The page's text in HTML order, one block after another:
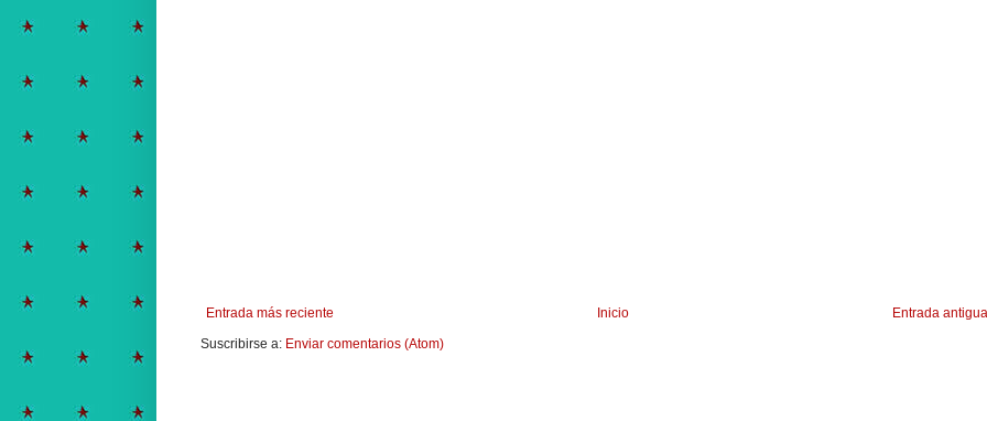
Entrada más reciente Entrada antigua
Inicio
Suscribirse a: Enviar comentarios (Atom)